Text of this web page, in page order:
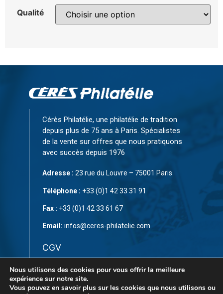
Qualité
Cérès Philatélie, une philatélie de tradition
depuis plus de 75 ans à Paris. Spécialistes
de la vente sur offres que nous pratiquons
avec succès depuis 1976
Adresse : 23 rue du Louvre – 75001 Paris
Téléphone : +33 (0)1 42 33 31 91
Fax : +33 (0)1 42 33 61 67
Email: infos@ceres-philatelie.com
CGV
Mentions légales
Contact
Nous utilisons des cookies pour vous offrir la meilleure
expérience sur notre site.
Vous pouvez en savoir plus sur les cookies que nous utilisons ou